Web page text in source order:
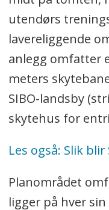
utendørs
lavereliggende
anlegg omfatter
meters
SIBO-landsby
skytehus for
Les også: Slik
Planområdet
ligger på hver sin